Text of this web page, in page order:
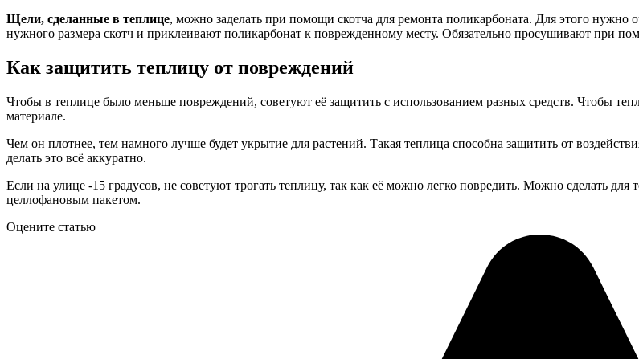
Щели, сделанные в теплице, можно заделать при помощи скотча для ремонта поликарбоната. Для этого нужно
нужного размера скотч и приклеивают поликарбонат к поврежденному месту. Обязательно просушивают при
Как защитить теплицу от повреждений
Чтобы в теплице было меньше повреждений, советуют её защитить с использованием разных средств. Чтобы
материале.
Чем он плотнее, тем намного лучше будет укрытие для растений. Такая теплица способна защитить от
делать это всё аккуратно.
Если на улице -15 градусов, не советуют трогать теплицу, так как её можно легко повредить. Можно сделать
целлофановым пакетом.
Оцените статью